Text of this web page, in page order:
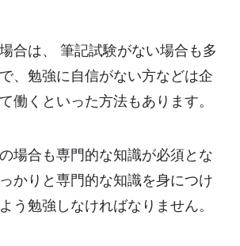
合は、 筆記試験がない場合も多
、勉強に自信がない方などは企
働くといった方法もあります。
場合も専門的な知識が必須とな
かりと専門的な知識を身につけ
う勉強しなければなりません。